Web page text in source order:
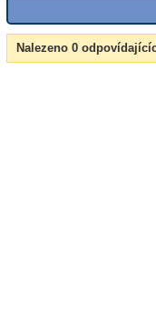
Nalezeno 0